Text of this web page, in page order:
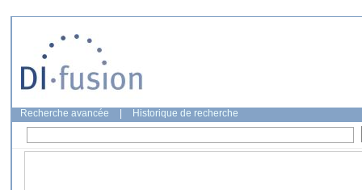
Recherche avancée Historique de recherche